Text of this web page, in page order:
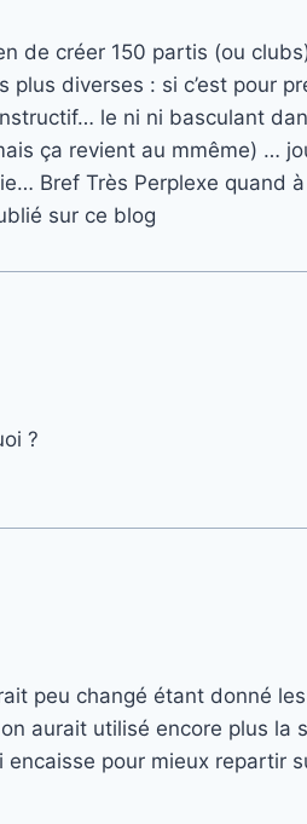
de créer 150 partis (ou
diverses : si c’est pour
le ni ni basculant
ça revient au mmême) …
Bref Très Perplexe
sur ce blog
?
peu changé étant donné
aurait utilisé encore plus
pour mieux repartir